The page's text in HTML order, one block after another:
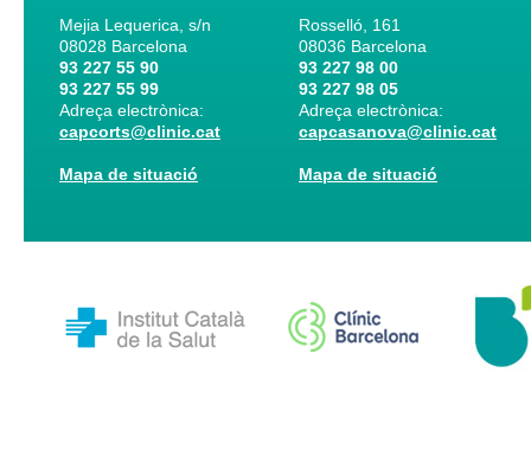
Mejia Lequerica, s/n
08028 Barcelona
93 227 55 90
93 227 55 99
Adreça electrònica:
capcorts@clinic.cat
Mapa de situació
Rosselló, 161
08036 Barcelona
93 227 98 00
93 227 98 05
Adreça electrònica:
capcasanova@clinic.cat
Mapa de situació